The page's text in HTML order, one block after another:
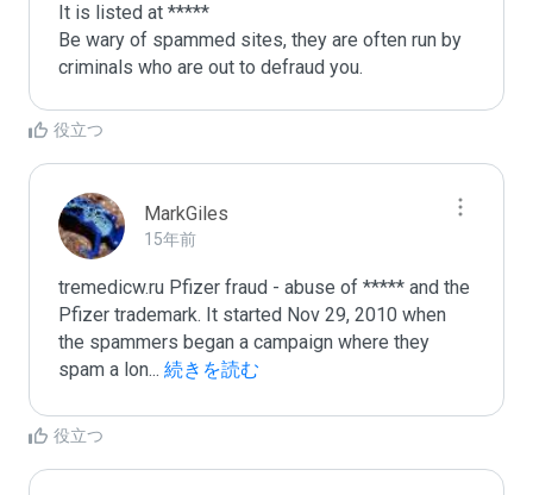
It is listed at *****
Be wary of spammed sites, they are often run by
criminals who are out to defraud you.
役立つ
MarkGiles
15年前
tremedicw.ru Pfizer fraud - abuse of ***** and the
Pfizer trademark. It started Nov 29, 2010 when
the spammers began a campaign where they
spam a lon... 続きを読む
役立つ